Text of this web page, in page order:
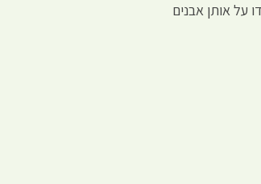
על אותן אבנים